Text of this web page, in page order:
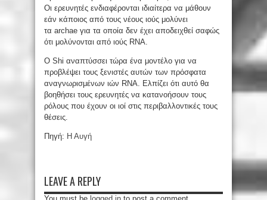
Οι ερευνητές ενδιαφέρονται ιδιαίτερα να μάθουν
εάν κάποιος από τους νέους ιούς μολύνει
τα archae για τα οποία δεν έχει αποδειχθεί σαφώς
ότι μολύνονται από ιούς RNA.
Ο Shi αναπτύσσει τώρα ένα μοντέλο για να
προβλέψει τους ξενιστές αυτών των πρόσφατα
αναγνωρισμένων ιών RNA. Ελπίζει ότι αυτό θα
βοηθήσει τους ερευνητές να κατανοήσουν τους
ρόλους που έχουν οι ιοί στις περιβαλλοντικές τους
θέσεις.
Πηγή: Η Αυγή
LEAVE A REPLY